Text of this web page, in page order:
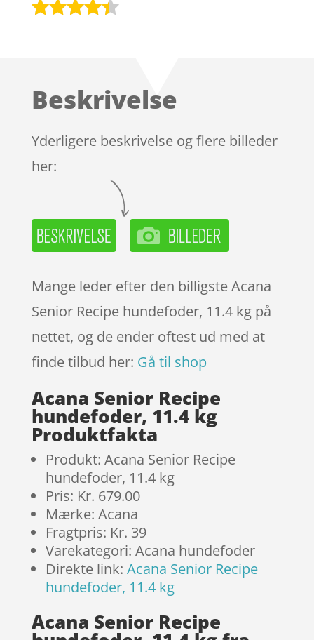
på
mmelser
Beskrivelse
Yderligere beskrivelse og flere billeder
her:
Mange leder efter den billigste Acana
Senior Recipe hundefoder, 11.4 kg på
nettet, og de ender oftest ud med at
finde tilbud her: Gå til shop
Acana Senior Recipe
hundefoder, 11.4 kg
Produktfakta
Produkt: Acana Senior Recipe
hundefoder, 11.4 kg
Pris: Kr. 679.00
Mærke: Acana
Fragtpris: Kr. 39
Varekategori: Acana hundefoder
Direkte link: Acana Senior Recipe
hundefoder, 11.4 kg
Acana Senior Recipe